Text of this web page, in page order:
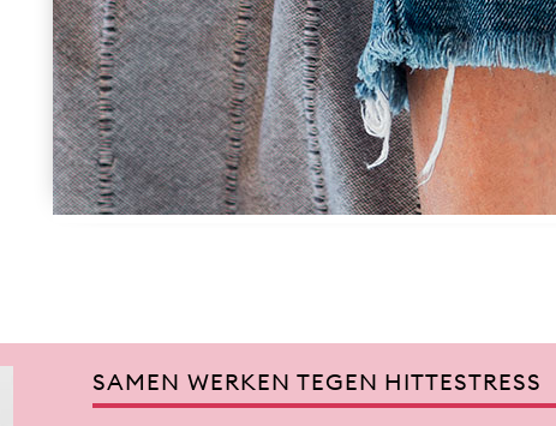
SAMEN WERKEN TEGEN HITTESTRESS